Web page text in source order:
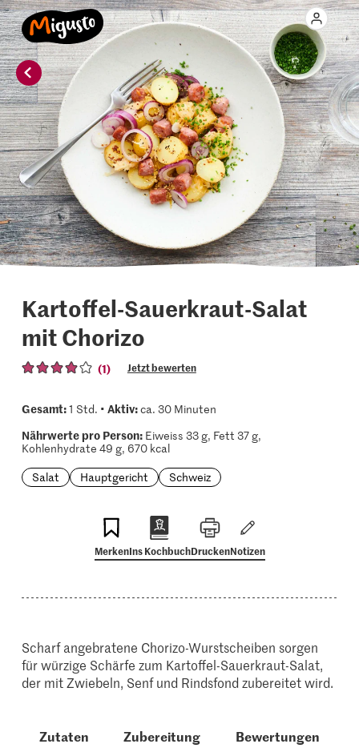
Kartoffel-Sauerkraut-Salat
mit Chorizo
(1) Jetzt bewerten
Gesamt:1 Std. • Aktiv:ca. 30 Minuten
Nährwerte pro Person:Eiweiss 33 g, Fett 37 g,
Kohlenhydrate 49 g, 670 kcal
Salat
Hauptgericht Schweiz
MerkenIns KochbuchDruckenNotizen
Scharf angebratene Chorizo-Wurstscheiben sorgen
für würzige Schärfe zum Kartoffel-Sauerkraut-Salat,
der mit Zwiebeln, Senf und Rindsfond zubereitet wird.
Zutaten Zubereitung Bewertungen